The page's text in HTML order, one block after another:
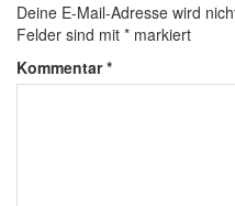
Deine E-Mail-Adresse wird
Felder sind mit * markiert
Kommentar*